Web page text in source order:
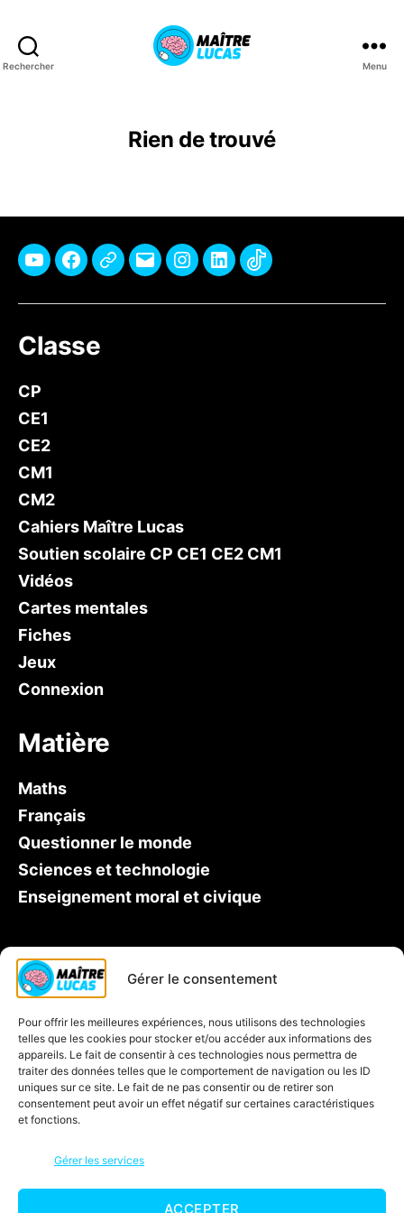
Gérer le consentement
Pour offrir les meilleures expériences, nous utilisons des technologies
telles que les cookies pour stocker et/ou accéder aux informations des
appareils. Le fait de consentir à ces technologies nous permettra de
traiter des données telles que le comportement de navigation ou les ID
uniques sur ce site. Le fait de ne pas consentir ou de retirer son
consentement peut avoir un effet négatif sur certaines caractéristiques
et fonctions.
Gérer les services
ACCEPTER
Rechercher Menu
Rien de trouvé
YoutubeFacebook
Pinterest
E-
Instagram
LinkedinTikTok
Classe
CP
CE1
CE2
CM1
CM2
Cahiers Maître Lucas
Soutien scolaire CP CE1 CE2 CM1
Vidéos
Cartes mentales
Fiches
Jeux
Connexion
Matière
Maths
Français
Questionner le monde
Sciences et technologie
Enseignement moral et civique
Qui est Maître Lucas ?
Soutien scolaire CP
Contactez-nous
Inscription à la newsletter
Blog
Jeux éducatifs